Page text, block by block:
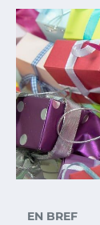
EN BREF